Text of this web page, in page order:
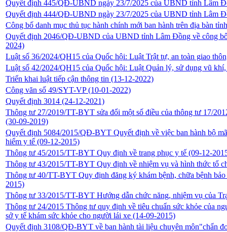
Quyết định 445/QĐ-UBND ngày 23/7/2025 của UBND tỉnh Lâm
Quyết định 444/QĐ-UBND ngày 23/7/2025 của UBND tỉnh Lâm
Công bố danh mục thủ tục hành chính mới ban hành trên địa bàn
Quyết định 2046/QĐ-UBND của UBND tỉnh Lâm Đồng về công
2024)
Luật số 36/2024/QH15 của Quốc hội: Luật Trật tự, an toàn giao
Luật số 42/2024/QH15 của Quốc hội: Luật Quản lý, sử dụng vũ
Triển khai luật tiếp cận thông tin (13-12-2022)
Công văn số 49/SYT-VP(10-01-2022)
Quyết định 3014 (24-12-2021)
Thông tư 27/2019/TT-BYT sửa đổi một số điều của thông tư 17/
(30-09-2019)
Quyết định 5084/2015/QĐ-BYT Quyết định về việc ban hành bộ
hiểm y tế (09-12-2015)
Thông tư 45/2015/TT-BYT Quy định về trang phục y tế (09-12-
Thông tư 43/2015/TT-BYT Quy định về nhiệm vụ và hình thức tổ
Thông tư 40/TT-BYT Quy định đăng ký khám bệnh, chữa bệnh
2015)
Thông tư 33/2015/TT-BYT Hướng dẫn chức năng, nhiệm vụ của
Thông tư 24/2015 Thông tư quy định về tiêu chuẩn sức khỏe của
sở y tế khám sức khỏe cho người lái xe (14-09-2015)
Quyết định 3108/QĐ-BYT về ban hành tài liệu chuyên môn"chẩn